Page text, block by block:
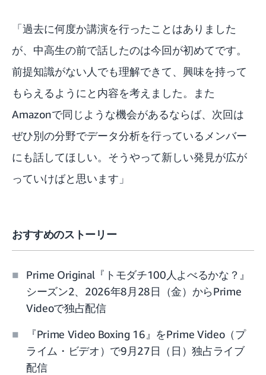
「過去に何度か講演を行ったことはありました
が、中高生の前で話したのは今回が初めてです。
前提知識がない人でも理解できて、興味を持って
もらえるようにと内容を考えました。また
Amazonで同じような機会があるならば、次回は
ぜひ別の分野でデータ分析を行っているメンバー
にも話してほしい。そうやって新しい発見が広が
っていけばと思います」
おすすめのストーリー
Prime Original『トモダチ100人よべるかな？』
シーズン2、2026年8月28日（金）からPrime
Videoで独占配信
『Prime Video Boxing 16』をPrime Video（プ
ライム・ビデオ）で9月27日（日）独占ライブ
配信